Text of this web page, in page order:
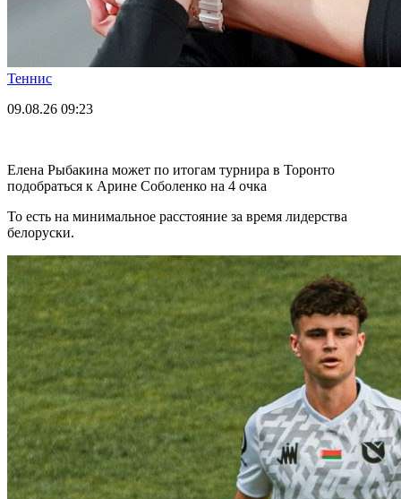
Теннис
09.08.26 09:23
Елена Рыбакина может по итогам турнира в Торонто
подобраться к Арине Соболенко на 4 очка
То есть на минимальное расстояние за время лидерства
белоруски.